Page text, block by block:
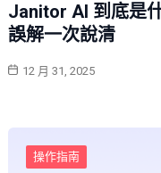
Janitor AI 到底是
誤解一次說清
12 月 31, 2025
操作指南